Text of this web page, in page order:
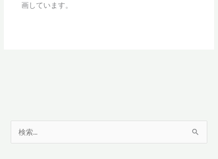
画しています。
索